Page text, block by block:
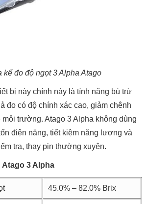
kế đo độ ngọt 3 Alpha Atago
bị này chính này là tính năng bù trừ
đo có độ chính xác cao, giảm chênh
môi trường. Atago 3 Alpha không dùng
điện năng, tiết kiệm năng lượng và
tra, thay pin thường xuyên.
3 Alpha
45.0% – 82.0% Brix